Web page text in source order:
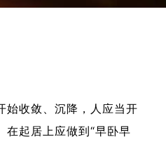
始收敛、沉降，人应当开
在起居上应做到“早卧早